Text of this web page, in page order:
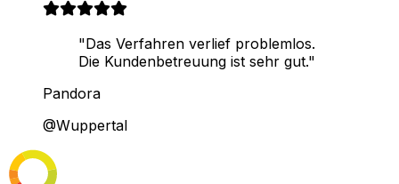
"Das Verfahren verlief problemlos.
Die Kundenbetreuung ist sehr gut."
Pandora
@Wuppertal